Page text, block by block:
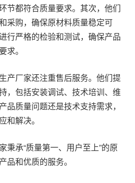
节都符合质量要求。其次，他们
采购，确保原材料质量稳定可
行严格的检验和测试，确保产品
求。
产厂家还注重售后服务。他们提
，包括安装调试、技术培训、维
品质量问题还是技术支持需求，
和解决。
秉承“质量第一、用户至上”的原
品和优质的服务。